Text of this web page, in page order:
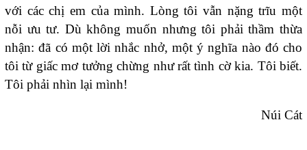
với các chị em của mình. Lòng tôi vẫn nặng trĩu một
nỗi ưu tư. Dù không muốn nhưng tôi phải thầm thừa
nhận: đã có một lời nhắc nhở, một ý nghĩa nào đó cho
tôi từ giấc mơ tưởng chừng như rất tình cờ kia. Tôi biết.
Tôi phải nhìn lại mình!
Núi Cát